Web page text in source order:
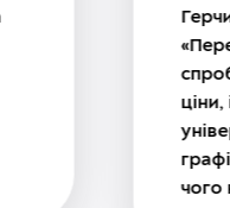
Герчика.
спробував
ціни, і зараз
універсального
графіком,
чого не дає